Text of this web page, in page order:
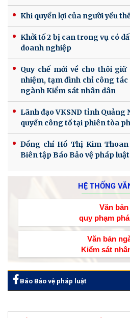
Khi quyền lợi của người yếu
Khởi tố 2 bị can trong vụ có
doanh nghiệp
Quy chế mới về cho thôi
nhiệm, tạm đình chỉ công
ngành Kiểm sát nhân dân
Lãnh đạo VKSND tỉnh
quyền công tố tại phiên tòa
Đồng chí Hồ Thị Kim
Biên tập Báo Bảo vệ pháp luật
HỆ THỐNG
Văn bản
quy phạm
Văn bản
Kiểm sát
Báo Bảo vệ pháp luật